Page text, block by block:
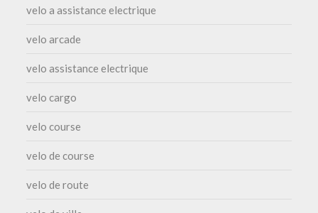
velo a assistance electrique
velo arcade
velo assistance electrique
velo cargo
velo course
velo de course
velo de route